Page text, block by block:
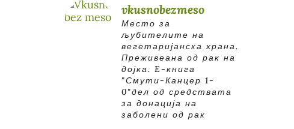
vkusnobezmeso
Место за
љубителите на
вегетаријанска храна.
Преживеана од рак на
дојка. E-книга
"Смути-Канцер 1-
0"дел од средствата
за донација на
заболени од рак